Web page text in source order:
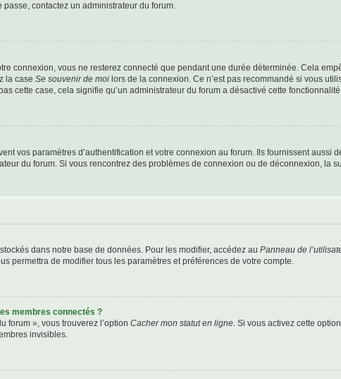
contactez un administrateur du forum.
connexion, vous ne resterez connecté que pendant une durée déterminée. Cela
la case Se souvenir de moi lors de la connexion. Ce n’est pas recommandé si vous
cette case, cela signifie qu’un administrateur du forum a désactivé cette
vos paramètres d’authentification et votre connexion au forum. Ils fournissent aussi
du forum. Si vous rencontrez des problèmes de connexion ou de déconnexion, la
dans notre base de données. Pour les modifier, accédez au Panneau de
permettra de modifier tous les paramètres et préférences de votre compte.
membres connectés ?
forum », vous trouverez l’option Cacher mon statut en ligne. Si vous activez cette
invisibles.